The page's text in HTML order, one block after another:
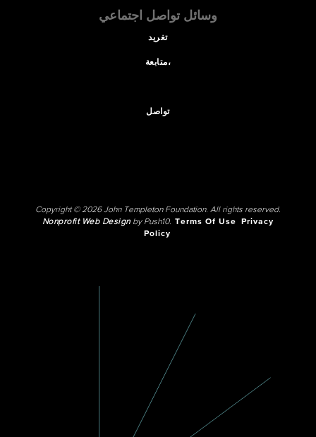
وسائل تواصل اجتماعي
تغريد
متابعة،
تواصل
Copyright © 2026 John Templeton Foundation. All rights reserved.
Nonprofit Web Designby Push10. Terms Of Use
Privacy
Policy